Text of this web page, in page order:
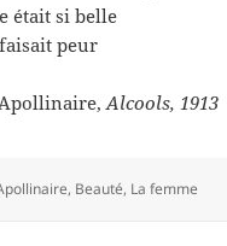
était si belle
peur
Alcools, 1913
, Beauté, La femme